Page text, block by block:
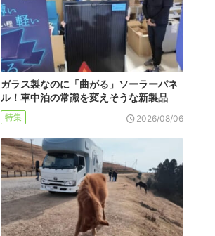
ガラス製なのに「曲がる」ソーラーパネ
ル！車中泊の常識を変えそうな新製品
特集 2026/08/06